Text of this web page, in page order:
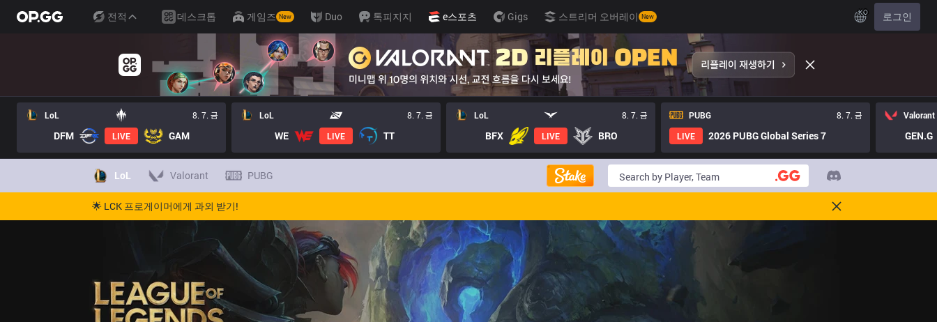
전적 데스크톱 게임즈 New Duo 톡피지지 e스포츠 Gigs 스트리머 오버레이 New KO 로그인
LoL 8. 7. 금
DFM LIVE GAM
LoL 8. 7. 금
WE LIVE TT
LoL 8. 7. 금
BFX LIVE BRO
PUBG
8. 7. 금
LIVE
2026 PUBG Global Series 7
Valorant
GEN.G
LoL Valorant PUBG
🌟 LCK 프로게이머에게 과외 받기!